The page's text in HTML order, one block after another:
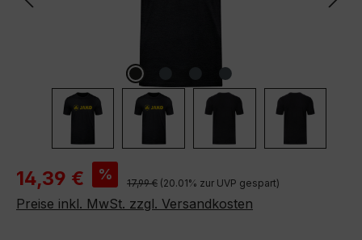
Verkaufspreis:
14,39 € % Regulärer Preis:
17,99 € (20.01% zur UVP gespart)
Preise inkl. MwSt. zzgl. Versandkosten